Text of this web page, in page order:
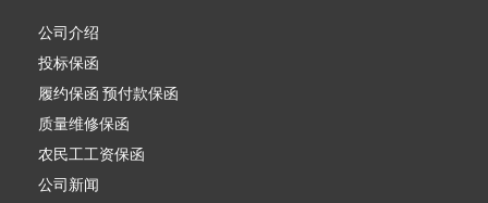
公司介绍
投标保函
履约保函 预付款保函
质量维修保函
农民工工资保函
公司新闻